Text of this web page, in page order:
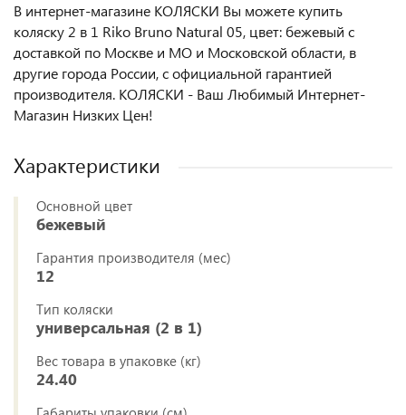
В интернет-магазине КОЛЯСКИ Вы можете купить
коляску 2 в 1 Riko Bruno Natural 05, цвет: бежевый с
доставкой по Москве и МО и Московской области, в
другие города России, с официальной гарантией
производителя. КОЛЯСКИ - Ваш Любимый Интернет-
Магазин Низких Цен!
Характеристики
Основной цвет
бежевый
Гарантия производителя (мес)
12
Тип коляски
универсальная (2 в 1)
Вес товара в упаковке (кг)
24.40